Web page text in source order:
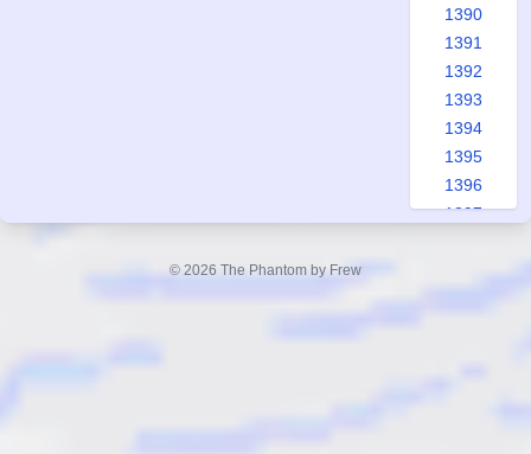
1390
1391
1392
1393
1394
1395
1396
1397
© 2026 The Phantom by Frew